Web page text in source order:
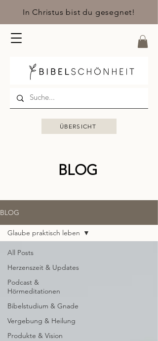
In Christus bist du gesegnet!
ÜBERSICHT
BLOG
BLOG
All Posts
Herzenszeit & Updates
Podcast &
Hörmeditationen
Bibelstudium & Gnade
Vergebung & Heilung
Produkte & Vision
Glaube praktisch leben